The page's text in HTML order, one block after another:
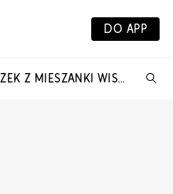
DO APP
SWETER OVERSIZE W PRĄŻEK Z MIESZANKI WISKOZY